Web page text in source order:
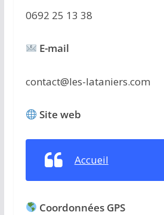
0692 25 13 38
E-mail
contact@les-lataniers.com
Site web
Accueil
Coordonnées GPS